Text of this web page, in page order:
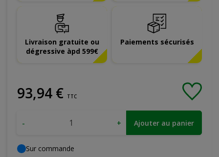
Livraison gratuite ou
dégressive àpd 599€
Paiements sécurisés
93,94 € TTC
- + Ajouter au panier
Sur commande